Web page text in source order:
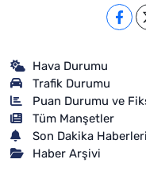
Hava Durumu
Trafik Durumu
Puan Durumu ve
Tüm Manşetler
Son Dakika Haberleri
Haber Arşivi